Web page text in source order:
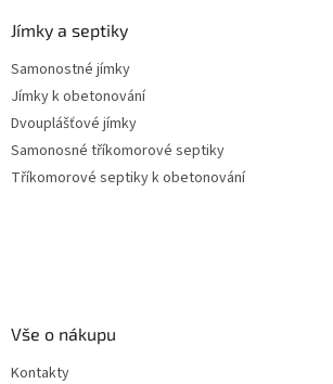
Jímky a septiky
Samonostné jímky
Jímky k obetonování
Dvouplášťové jímky
Samonosné tříkomorové septiky
Tříkomorové septiky k obetonování
Vše o nákupu
Kontakty